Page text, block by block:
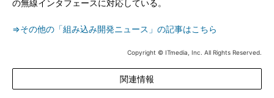
の無線インタフェースに対応している。
⇒その他の「組み込み開発ニュース」の記事はこちら
Copyright © ITmedia, Inc. All Rights Reserved.
関連情報